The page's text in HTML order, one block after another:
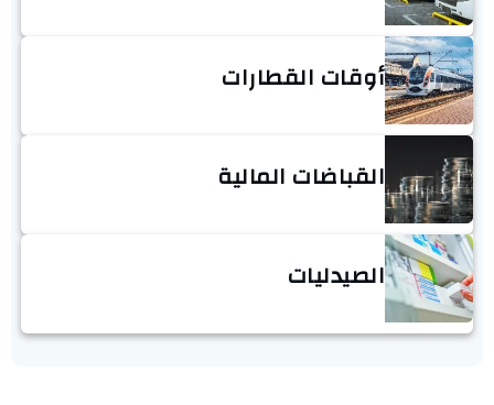
أوقات القطارات
القباضات المالية
الصيدليات